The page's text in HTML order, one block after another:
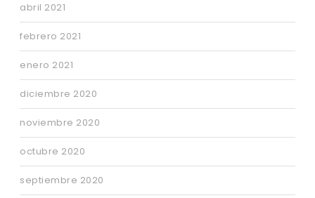
abril 2021
febrero 2021
enero 2021
diciembre 2020
noviembre 2020
octubre 2020
septiembre 2020